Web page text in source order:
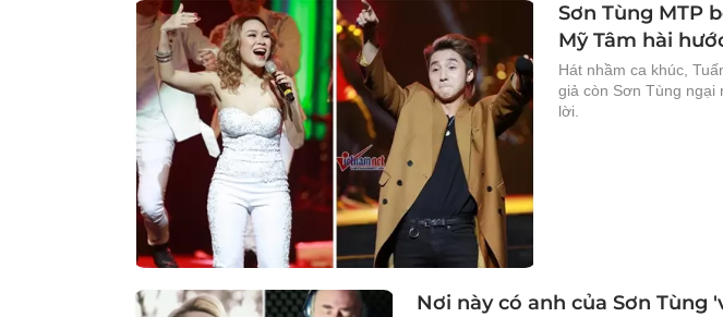
Sơn Tùng MTP
Mỹ Tâm hài
Hát nhầm ca khúc,
giả còn Sơn Tùng ngại
lời.
Nơi này có anh của Sơn Tùng